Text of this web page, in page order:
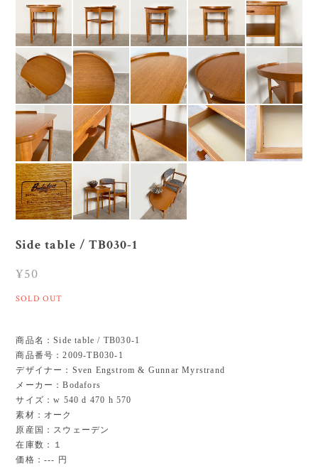
Side table / TB030-1
¥50
SOLD OUT
商品名：Side table / TB030-1
商品番号：2009-TB030-1
デザイナー：Sven Engstrom & Gunnar Myrstrand
メーカー：Bodafors
サイズ：w 540 d 470 h 570
素材：オーク
原産国：スウェーデン
在庫数：１
価格：--- 円